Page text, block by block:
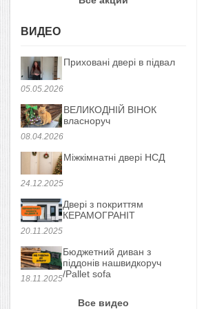
ВИДЕО
05.05.2026
Приховані двері в підвал
08.04.2026
ВЕЛИКОДНІЙ ВІНОК
власноруч
24.12.2025
Міжкімнатні двері НСД
20.11.2025
Двері з покриттям
КЕРАМОГРАНІТ
18.11.2025
Бюджетний диван з
піддонів нашвидкоруч
/Pallet sofa
Все видео